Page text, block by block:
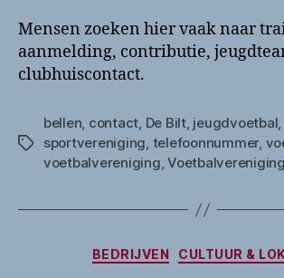
Mensen zoeken hier vaak naar
aanmelding, contributie,
clubhuiscontact.
Tags
bellen, contact, De Bilt, jeugdvoetbal,
sportvereniging, telefoonnummer,
voetbalvereniging,
BEDRIJVEN CULTUUR &